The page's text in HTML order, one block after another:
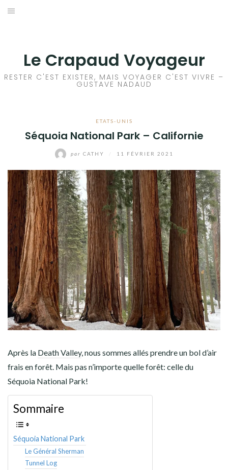
Aller
Le Crapaud Voyageur
RESTER C'EST EXISTER, MAIS VOYAGER C'EST VIVRE –
GUSTAVE NADAUD
ETATS-UNIS
Séquoia National Park – Californie
par CATHY 11 FÉVRIER 2021
Après la Death Valley, nous sommes allés prendre un bol d’air
frais en forêt. Mais pas n’importe quelle forêt: celle du
Séquoia National Park!
Sommaire
Séquoia National Park
Le Général Sherman
Tunnel Log
EUROPE
AMÉRIQUE DU NORD
AMÉRIQUE CENTRALE
AMÉRIQUE DU SUD
TOUR DU MONDE 2020-2021
CONTACT